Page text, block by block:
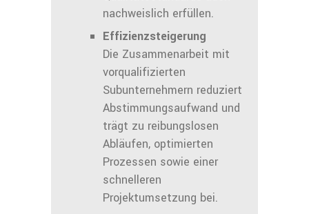
nachweislich erfüllen.
Effizienzsteigerung
Die Zusammenarbeit mit
vorqualifizierten
Subunternehmern reduziert
Abstimmungsaufwand und
trägt zu reibungslosen
Abläufen, optimierten
Prozessen sowie einer
schnelleren
Projektumsetzung bei.